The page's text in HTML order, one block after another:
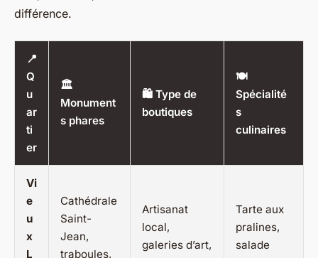
différence.
📍
Q
u
ar
ti
er
🏛️
Monument
s phares
🛍️ Type de
boutiques
🍽️
Spécialité
s
culinaires
Vi
e
u
x
L
Cathédrale
Saint-
Jean,
traboules,
Artisanat
local,
galeries d’art,
Tarte aux
pralines,
salade